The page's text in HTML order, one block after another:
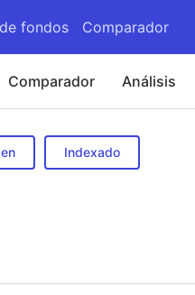
fondos Comparador
Comparador Análisis
Indexado